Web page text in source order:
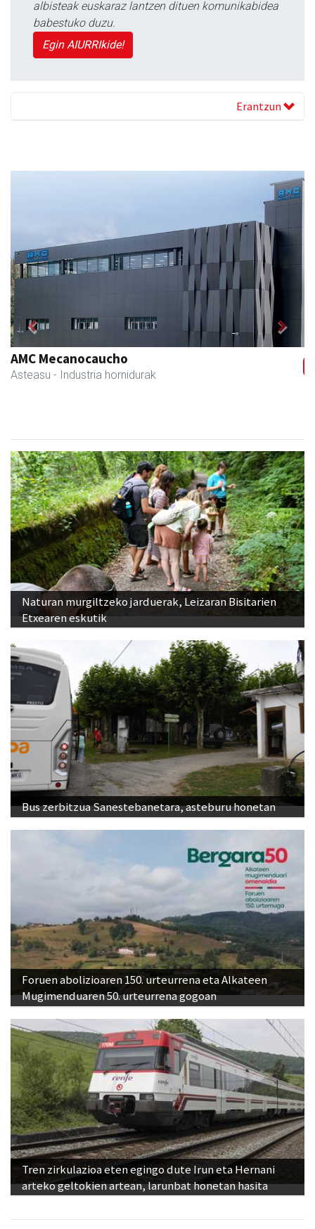
albisteak euskaraz lantzen dituen komunikabidea
babestuko duzu.
Egin AIURRIkide!
Erantzun
AMC Mecanocaucho
Asteasu - Industria hornidurak
Previous Next
Naturan murgiltzeko jarduerak, Leizaran Bisitarien
Etxearen eskutik
Bus zerbitzua Sanestebanetara, asteburu honetan
Foruen abolizioaren 150. urteurrena eta Alkateen
Mugimenduaren 50. urteurrena gogoan
Tren zirkulazioa eten egingo dute Irun eta Hernani
arteko geltokien artean, larunbat honetan hasita